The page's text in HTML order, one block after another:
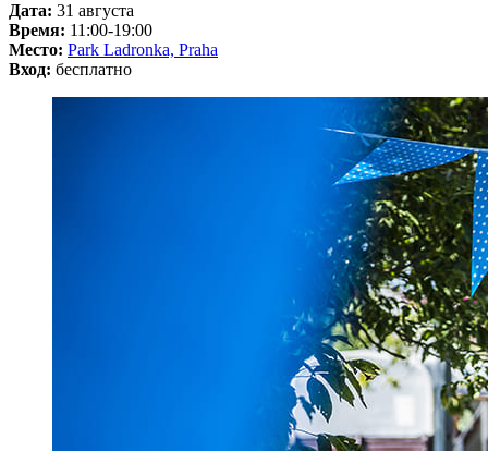
Дата: 31 августа
Время: 11:00-19:00
Место: Park Ladronka, Praha
Вход: бесплатно